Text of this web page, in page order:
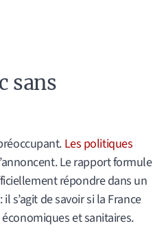
sans
Les politiques
Le rapport formule
répondre dans un
s’agit de savoir si la France
et sanitaires.